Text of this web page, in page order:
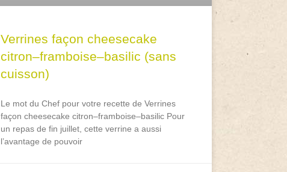
Verrines façon cheesecake
citron–framboise–basilic (sans
cuisson)
Le mot du Chef pour votre recette de Verrines
façon cheesecake citron–framboise–basilic Pour
un repas de fin juillet, cette verrine a aussi
l’avantage de pouvoir